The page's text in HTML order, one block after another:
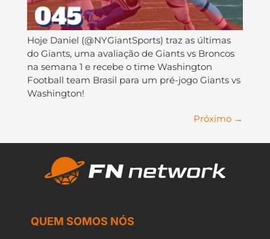
Hoje Daniel (@NYGiantSports) traz as últimas
do Giants, uma avaliação de Giants vs Broncos
na semana 1 e recebe o time Washington
Football team Brasil para um pré-jogo Giants vs
Washington!
Próximo →
QUEM SOMOS NÓS